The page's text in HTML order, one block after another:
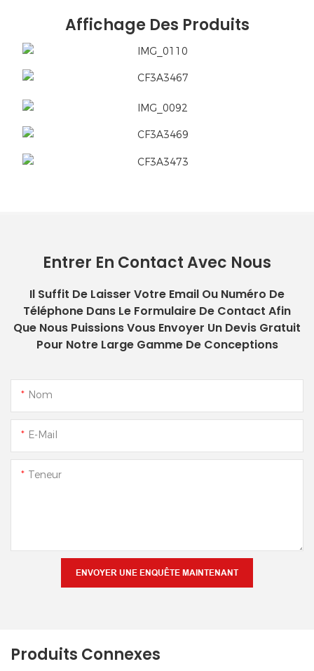
Affichage Des Produits
Entrer En Contact Avec Nous
Il Suffit De Laisser Votre Email Ou Numéro De
Téléphone Dans Le Formulaire De Contact Afin
Que Nous Puissions Vous Envoyer Un Devis Gratuit
Pour Notre Large Gamme De Conceptions
Nom
E-Mail
Teneur
ENVOYER UNE ENQUÊTE MAINTENANT
Produits Connexes